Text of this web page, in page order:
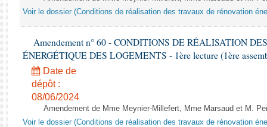
Voir le dossier (Conditions de réalisation des travaux de rénovation
Amendement n° 60 - CONDITIONS DE RÉALISATION
ÉNERGÉTIQUE DES LOGEMENTS - 1ère lecture (1ère
Date de
dépôt :
08/06/2024
Amendement de Mme Meynier-Millefert, Mme Marsaud et M.
Voir le dossier (Conditions de réalisation des travaux de rénovation